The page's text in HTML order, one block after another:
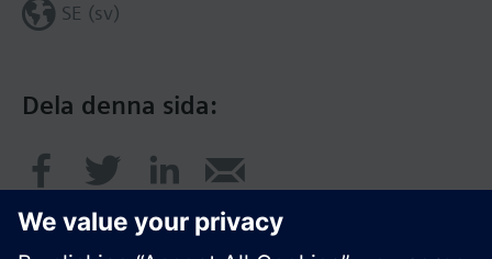
Dela denna sida:
SE (sv)